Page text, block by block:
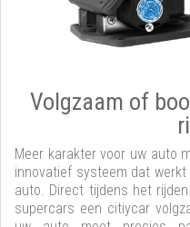
Volgzaam of
Meer karakter voor uw auto
innovatief systeem dat
auto. Direct tijdens het
supercars een citiycar